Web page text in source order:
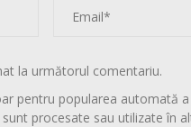
la următorul comentariu.
pentru popularea automată
procesate sau utilizate în